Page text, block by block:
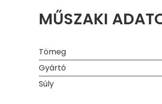
MŰSZAKI
Tömeg
Gyártó
Súly